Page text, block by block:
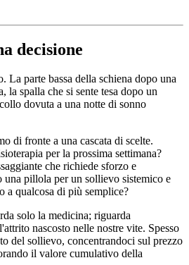
seduta
decisione
La parte bassa della schiena dopo una
la spalla che si sente tesa dopo un
dovuta a una notte di sonno
di fronte a una cascata di scelte.
per la prossima settimana?
che richiede sforzo e
una pillola per un sollievo sistemico e
a qualcosa di più semplice?
solo la medicina; riguarda
nascosto nelle nostre vite. Spesso
del sollievo, concentrandoci sul prezzo
il valore cumulativo della